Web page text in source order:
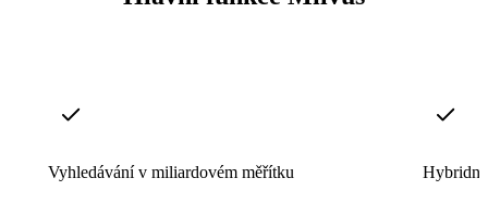
Vyhledávání v miliardovém měřítku Hybridní